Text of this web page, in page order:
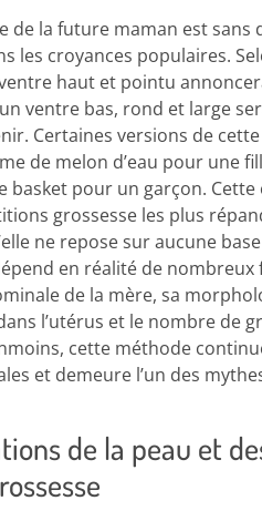
de la future maman est sans
les croyances populaires.
haut et pointu
ventre bas, rond et large
Certaines versions de
de melon d’eau pour une
basket pour un garçon.
grossesse les plus
ne repose sur aucune
en réalité de nombreux
de la mère, sa
l’utérus et le nombre de
cette méthode
et demeure l’un des
de la peau et